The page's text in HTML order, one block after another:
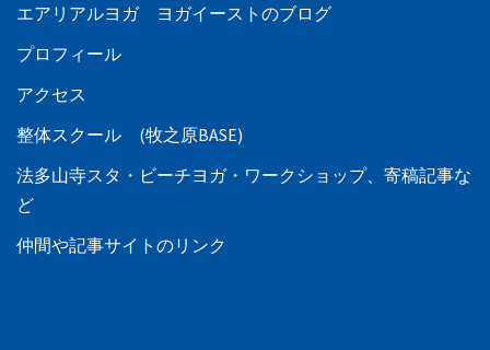
エアリアルヨガ ヨガイーストのブログ
プロフィール
アクセス
整体スクール (牧之原BASE)
法多山寺スタ・ビーチヨガ・ワークショップ、寄稿記事な
ど
仲間や記事サイトのリンク